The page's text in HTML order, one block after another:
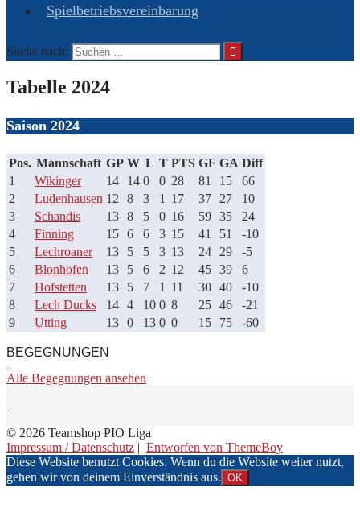
Spielbetriebsvereinbarung
Suche nach:
Tabelle 2024
Saison 2024
Pos. Mannschaft GP W L T PTS GF GA Diff
1
Wikinger 14 14 0 0 28 81 15
66
2
Ludenhausen 12 8 3 1 17 37 27
10
3
Schandis 13 8 5 0 16 59 35
24
4
Finning 15 6 6 3 15 41 51
-10
5
Lechroaner 13 5 5 3 13 24 29
-5
6
Blonhofen 13 5 6 2 12 45 39
6
7
Hofstetten 13 5 7 1 11 30 40
-10
8
Lech Ducks 14 4 10 0 8 25 46
-21
9
Utting 13 0 13 0 0 15 75 -60
BEGEGNUNGEN
Alle Begegnungen ansehen
© 2026 Teamshop PIO Liga
Impressum / Datenschutz | Entworfen von ThemeBoy
Diese Website benutzt Cookies. Wenn du die Website weiter nutzt,
gehen wir von deinem Einverständnis aus. OK